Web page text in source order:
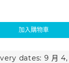
加入購物車
dates: 9 月 4,